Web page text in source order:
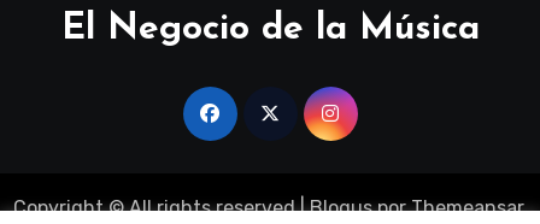
El Negocio de la Música
Copyright © All rights reserved |BlogusporThemeansar.